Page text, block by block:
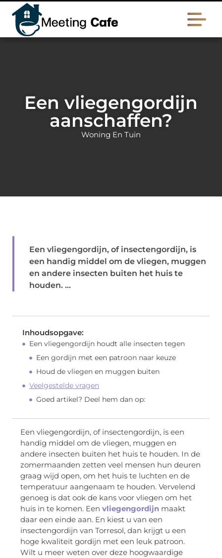
Een vliegengordijn
aanschaffen?
Woning En Tuin
Een vliegengordijn, of insectengordijn, is
een handig middel om de vliegen, muggen
en andere insecten buiten het huis te
houden. ...
Inhoudsopgave:
Een vliegengordijn houdt alle insecten tegen
Een gordijn met een patroon naar keuze
Houd de vliegen en muggen buiten
Veelgestelde vragen
Goed artikel? Deel hem dan op:
Een vliegengordijn, of insectengordijn, is een
handig middel om de vliegen, muggen en
andere insecten buiten het huis te houden. In de
zomermaanden zetten veel mensen hun deuren
graag wijd open, om het huis te luchten en de
temperatuur aangenaam te houden. Vervelend
genoeg is dat ook de kans voor vliegen om het
huis in te komen. Een vliegengordijn maakt
daar een einde aan. En kiest u van een
insectengordijn van Torresol, dan krijgt u een
hoge kwaliteit gordijn met een leuk patroon.
Wilt u meer weten over deze hoogwaardige